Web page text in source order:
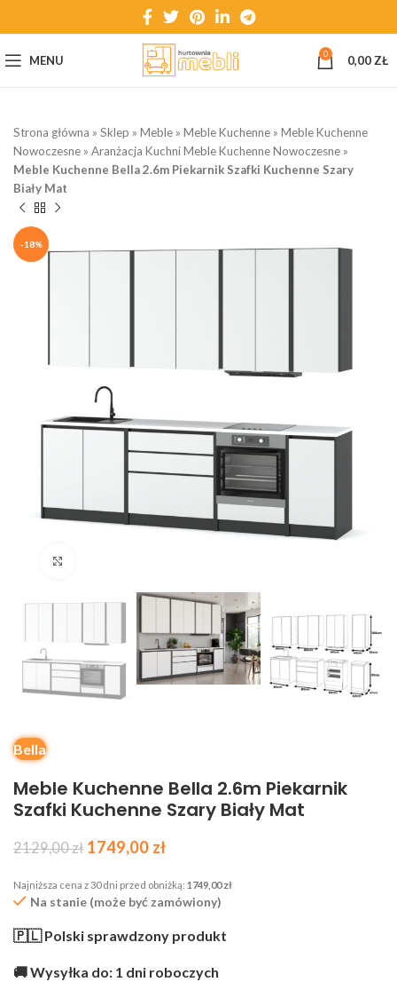
MENU 0 0,00 ZŁ
Strona główna » Sklep » Meble » Meble Kuchenne » Meble Kuchenne
Nowoczesne » Aranżacja Kuchni Meble Kuchenne Nowoczesne »
Meble Kuchenne Bella 2.6m Piekarnik Szafki Kuchenne Szary
Biały Mat
-18%
Bella
Meble Kuchenne Bella 2.6m Piekarnik
Szafki Kuchenne Szary Biały Mat
2129,00zł 1749,00 zł
Najniższa cena z 30 dni przed obniżką: 1749,00zł
Na stanie (może być zamówiony)
🇵🇱 Polski sprawdzony produkt
🚚 Wysyłka do: 1 dni roboczych